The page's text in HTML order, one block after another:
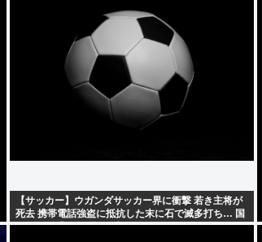
【サッカー】ウガンダサッカー界に衝撃 若き主将が
死去 携帯電話強盗に抵抗した末に石で滅多打ち… 国
民が怒り「リーダーを失った」